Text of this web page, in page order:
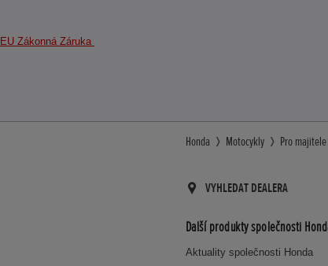
EU Zákonná Záruka
Honda Motocykly Pro majitele
VYHLEDAT DEALERA
Další produkty společnosti
Aktuality společnosti Honda